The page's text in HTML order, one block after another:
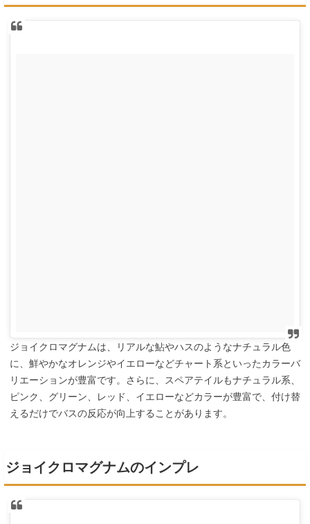
ジョイクロマグナムは、リアルな鮎やハスのようなナチュラル色
に、鮮やかなオレンジやイエローなどチャート系といったカラーバ
リエーションが豊富です。さらに、スペアテイルもナチュラル系、
ピンク、グリーン、レッド、イエローなどカラーが豊富で、付け替
えるだけでバスの反応が向上することがあります。
ジョイクロマグナムのインプレ